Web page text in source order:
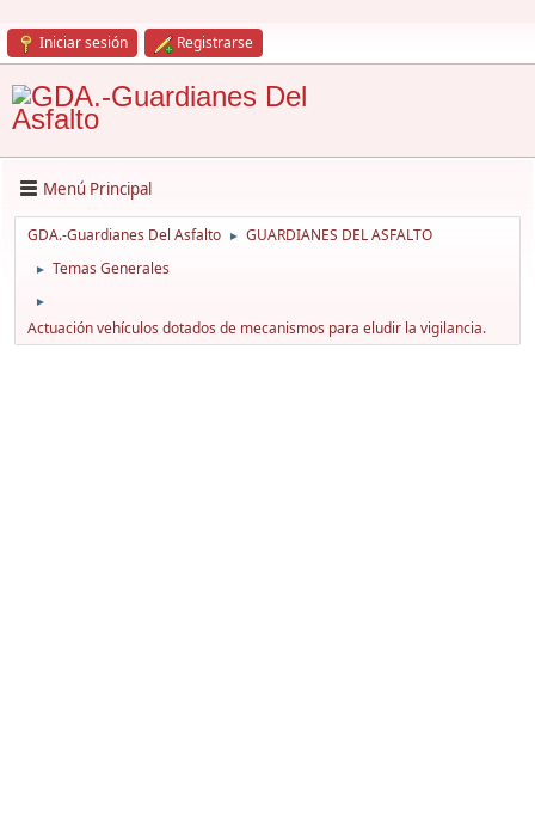
Iniciar sesión Registrarse
Menú Principal
GDA.-Guardianes Del Asfalto ► GUARDIANES DEL ASFALTO
► Temas Generales
►
Actuación vehículos dotados de mecanismos para eludir la vigilancia.